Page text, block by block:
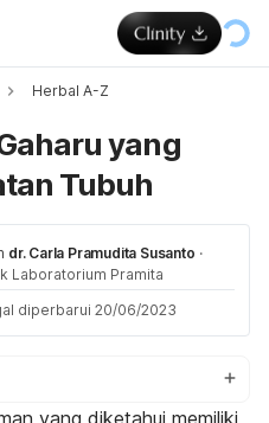
Herbal A-Z
yang
Tubuh
dr. Carla Pramudita Susanto ·
Laboratorium Pramita
diperbarui 20/06/2023
yang diketahui memiliki